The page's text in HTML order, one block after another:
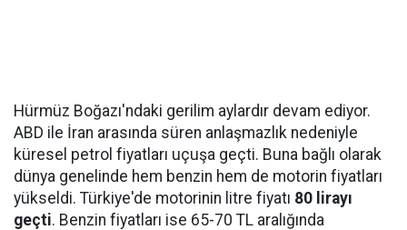
Hürmüz Boğazı'ndaki gerilim aylardır devam ediyor.
ABD ile İran arasında süren anlaşmazlık nedeniyle
küresel petrol fiyatları uçuşa geçti. Buna bağlı olarak
dünya genelinde hem benzin hem de motorin fiyatları
yükseldi. Türkiye'de motorinin litre fiyatı 80 lirayı
geçti. Benzin fiyatları ise 65-70 TL aralığında